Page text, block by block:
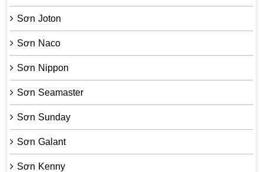
Sơn Joton
Sơn Naco
Sơn Nippon
Sơn Seamaster
Sơn Sunday
Sơn Galant
Sơn Kenny